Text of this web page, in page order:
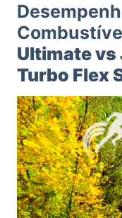
Ultimate vs
Turbo Flex